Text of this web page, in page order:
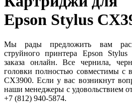
Epson Stylus
Мы рады предложить вам
струйного принтера Epson
заказа онлайн. Все чернила,
головки полностью совместимы с
CX3900. Если у вас возникнут
наши менеджеры с удовольствием
+7 (812) 940-5874.